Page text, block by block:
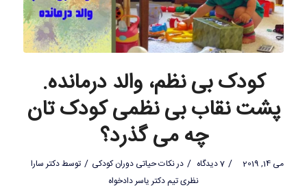
کودک بی نظم، والد درمانده.
پشت نقاب بی نظمی کودک تان
چه می گذرد؟
می 14, 2019 / 7 دیدگاه / درنکات حیاتی دوران کودکی / توسطدکتر سارا
نظری تیم دکتر یاسر دادخواه